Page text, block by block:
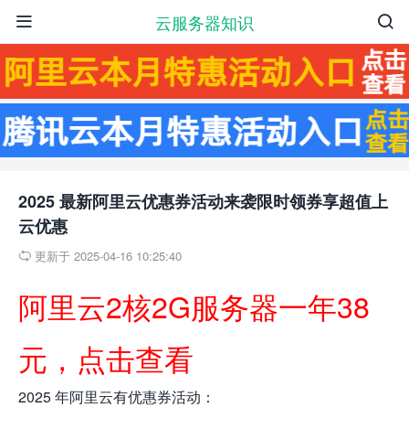
云服务器知识 

2025 最新阿里云优惠券活动来袭限时领券享超值上
云优惠
 更新于 2025-04-16 10:25:40
阿里云2核2G服务器一年38
元，点击查看
2025 年阿里云有优惠券活动：